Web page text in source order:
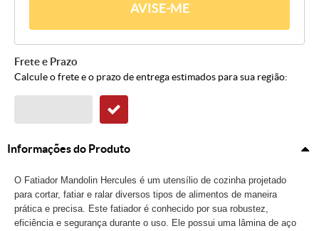
AVISE-ME
Frete e Prazo
Calcule o frete e o prazo de entrega estimados para sua região:
Informações do Produto
O Fatiador Mandolin Hercules é um utensílio de cozinha projetado
para cortar, fatiar e ralar diversos tipos de alimentos de maneira
prática e precisa. Este fatiador é conhecido por sua robustez,
eficiência e segurança durante o uso. Ele possui uma lâmina de aço